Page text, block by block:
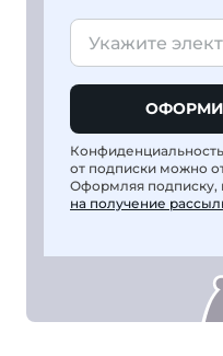
от подписки можно
Оформляя подписку,
на получение